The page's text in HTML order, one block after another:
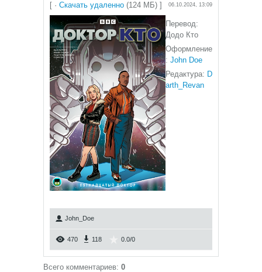
[ · Скачать удаленно (124 МБ) ] 06.10.2024, 13:09
Перевод:
Додо Кто
Оформление
: John Doe
Редактура: D
arth_Revan
John_Doe
470 118 0.0/0
Всего комментариев: 0